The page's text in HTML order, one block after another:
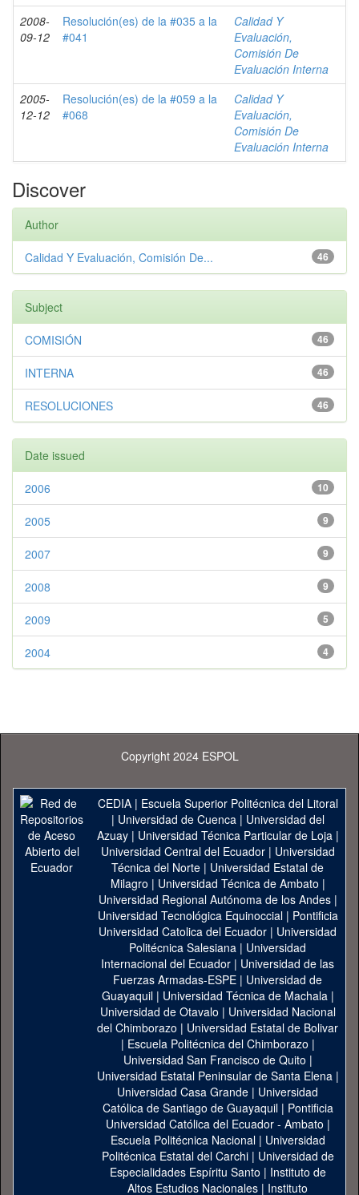
2008-
09-12
Resolución(es) de la #035 a la
#041
Calidad Y
Evaluación,
Comisión De
Evaluación Interna
2005-
12-12
Resolución(es) de la #059 a la
#068
Calidad Y
Evaluación,
Comisión De
Evaluación Interna
Discover
Author
46
Calidad Y Evaluación, Comisión De...
Subject
46
COMISIÓN
46
INTERNA
46
RESOLUCIONES
Date issued
10
2006
9
2005
9
2007
9
2008
5
2009
4
2004
Copyright 2024 ESPOL
CEDIA| Escuela Superior Politécnica del Litoral
| Universidad de Cuenca| Universidad del
Azuay| Universidad Técnica Particular de Loja|
Universidad Central del Ecuador| Universidad
Técnica del Norte | Universidad Estatal de
Milagro | Universidad Técnica de Ambato |
Universidad Regional Autónoma de los Andes|
Universidad Tecnológica Equinoccial| Pontificia
Universidad Catolica del Ecuador | Universidad
Politécnica Salesiana | Universidad
Internacional del Ecuador | Universidad de las
Fuerzas Armadas-ESPE | Universidad de
Guayaquil| Universidad Técnica de Machala|
Universidad de Otavalo | Universidad Nacional
del Chimborazo | Universidad Estatal de Bolivar
| Escuela Politécnica del Chimborazo |
Universidad San Francisco de Quito |
Universidad Estatal Peninsular de Santa Elena|
Universidad Casa Grande | Universidad
Católica de Santiago de Guayaquil| Pontificia
Universidad Católica del Ecuador - Ambato |
Escuela Politécnica Nacional| Universidad
Politécnica Estatal del Carchi| Universidad de
Especialidades Espíritu Santo | Instituto de
Altos Estudios Nacionales | Instituto